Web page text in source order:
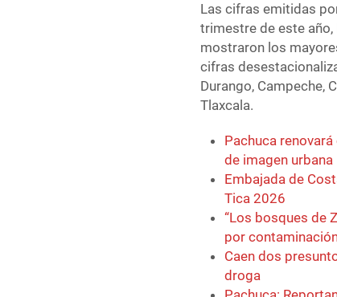
Las cifras emitidas
trimestre de este
mostraron los
cifras
Durango, Campeche,
Tlaxcala.
Pachuca
de imagen urbana
Embajada de
Tica 2026
“Los bosques de
por
Caen dos
droga